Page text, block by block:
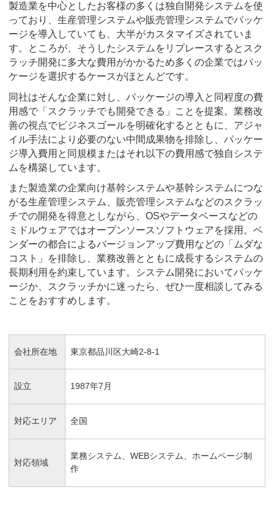
製造業を中心としたお客様の多くは独自開発システムを使
っており、生産管理システムや販売管理システムでパッケ
ージを導入していても、大半がカスタマイズされていま
す。ところが、そうしたシステムをリプレースするとスク
ラッチ開発に多大な費用がかかるため多くの企業ではパッ
ケージを選択するケースがほとんどです。
同社はそんな企業に対し、パッケージの導入と同程度の費
用感で「スクラッチでも開発できる」ことを提案。業務改
善の視点でビジネスゴールを明確化するとともに、アジャ
イル手法により必要のない中間成果物を排除し、パッケー
ジ導入費用と同規模またはそれ以下の費用感で独自システ
ムを構築しています。
また製造業の企業向け基幹システムや基幹システムにつな
がる生産管理システム、販売管理システムなどのスクラッ
チでの開発を得意としながら、OSやデータベースなどの
ミドルウェアではオープンソースソフトウェアを採用。ベ
ンダーの都合によるバージョンアップ費用などの「ムダな
コスト」を排除し、業務改善とともに成長するシステムの
長期利用を約束しています。システム開発においてパッケ
ージか、スクラッチかに迷ったら、ぜひ一度相談してみる
ことをおすすめします。
会社所在地 東京都品川区大崎2-8-1
設立 1987年7月
対応エリア 全国
対応領域
業務システム、WEBシステム、ホームページ制
作